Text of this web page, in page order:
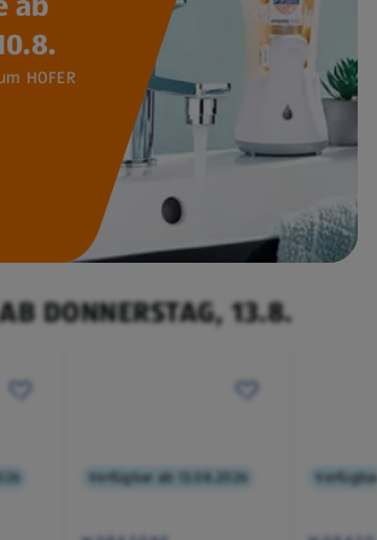
HOFER
DONNERSTAG, 13.8.
Verfügbar ab 13.08.2026